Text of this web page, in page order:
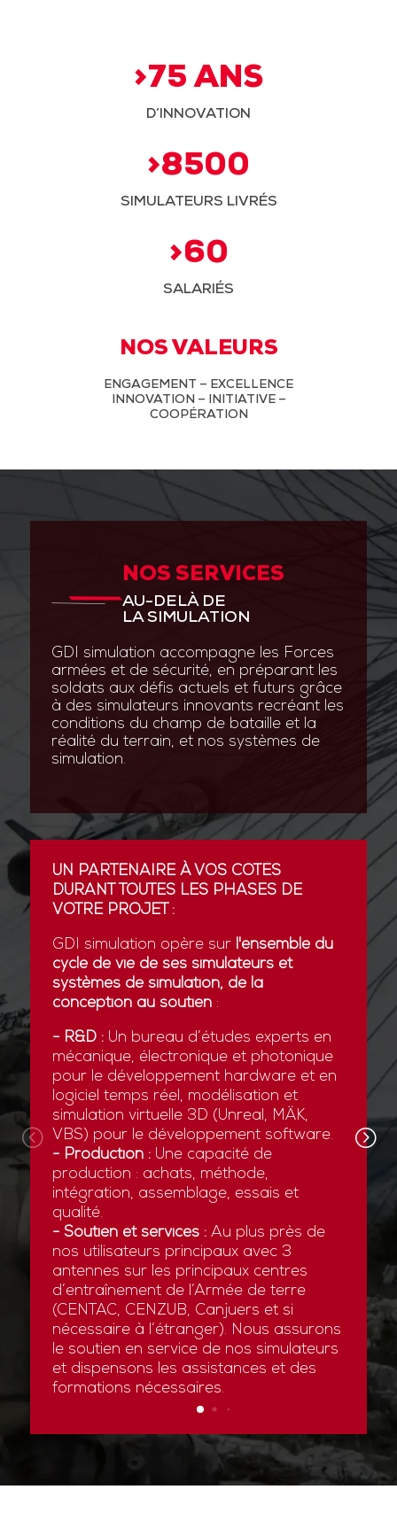
>75 ANS
D’INNOVATION
>8500
SIMULATEURS LIVRÉS
>60
SALARIÉS
NOS VALEURS
ENGAGEMENT – EXCELLENCE
INNOVATION – INITIATIVE –
COOPÉRATION
NOS SERVICES
AU-DELÀ DE
LA SIMULATION
GDI simulation accompagne les Forces
armées et de sécurité, en préparant les
soldats aux défis actuels et futurs grâce
à des simulateurs innovants recréant les
conditions du champ de bataille et la
réalité du terrain, et nos systèmes de
simulation.
UN PARTENAIRE À VOS CÔTÉS
DURANT TOUTES LES PHASES DE
VOTRE PROJET :
GDI simulation opère sur l'ensemble du
cycle de vie de ses simulateurs et
systèmes de simulation, de la
conception au soutien:
- R&D :Un bureau d’études experts en
mécanique, électronique et photonique
pour le développement hardware et en
logiciel temps réel, modélisation et
simulation virtuelle 3D (Unreal, MÄK,
VBS) pour le développement software.
- Production :Une capacité de
production : achats, méthode,
intégration, assemblage, essais et
qualité.
- Soutien et services :Au plus près de
nos utilisateurs principaux avec 3
antennes sur les principaux centres
d’entraînement de l’Armée de terre
(CENTAC, CENZUB, Canjuers et si
nécessaire à l’étranger). Nous assurons
le soutien en service de nos simulateurs
et dispensons les assistances et des
formations nécessaires.